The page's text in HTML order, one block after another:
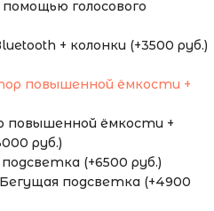
голосового
+ колонки (+3500 руб.)
повышенной ёмкости +
руб.)
подсветка (+6500 руб.)
Бегущая подсветка (+4900